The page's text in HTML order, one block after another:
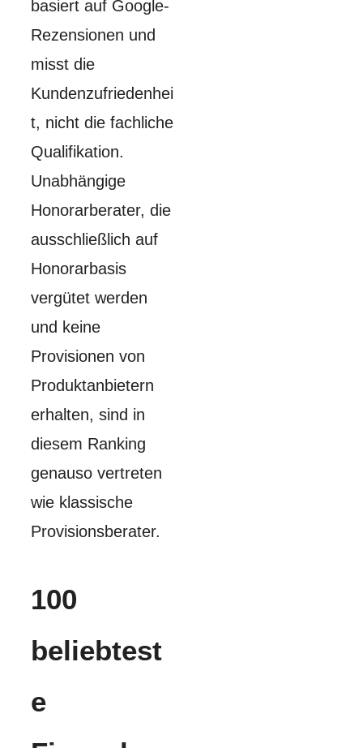
basiert auf Google-
Rezensionen und
misst die
Kundenzufriedenhei
t, nicht die fachliche
Qualifikation.
Unabhängige
Honorarberater, die
ausschließlich auf
Honorarbasis
vergütet werden
und keine
Provisionen von
Produktanbietern
erhalten, sind in
diesem Ranking
genauso vertreten
wie klassische
Provisionsberater.
100
beliebtest
e